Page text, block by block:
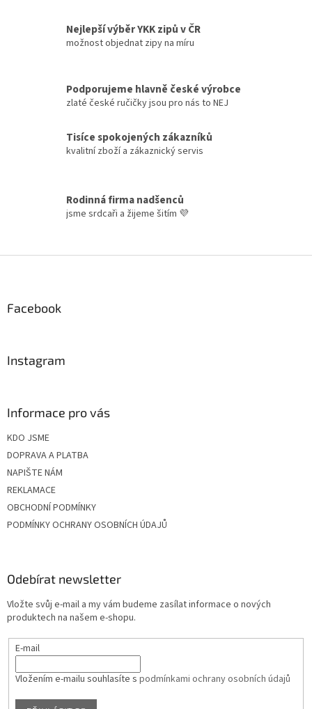
c
í
k
y
ý
p
á
n
í
Nejlepší výběr YKK zipů v ČR
možnost objednat zipy na míru
Podporujeme hlavně české výrobce
zlaté české ručičky jsou pro nás to NEJ
Tisíce spokojených zákazníků
kvalitní zboží a zákaznický servis
Rodinná firma nadšenců
jsme srdcaři a žijeme šitím 💜
Facebook
Instagram
Informace pro vás
KDO JSME
DOPRAVA A PLATBA
NAPIŠTE NÁM
REKLAMACE
OBCHODNÍ PODMÍNKY
PODMÍNKY OCHRANY OSOBNÍCH ÚDAJŮ
Odebírat newsletter
Vložte svůj e-mail a my vám budeme zasílat informace o nových
produktech na našem e-shopu.
E-mail
Vložením e-mailu souhlasíte s podmínkami ochrany osobních údajů